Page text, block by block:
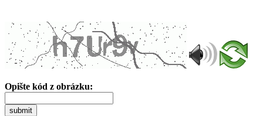
Opište kód z obrázku:
submit